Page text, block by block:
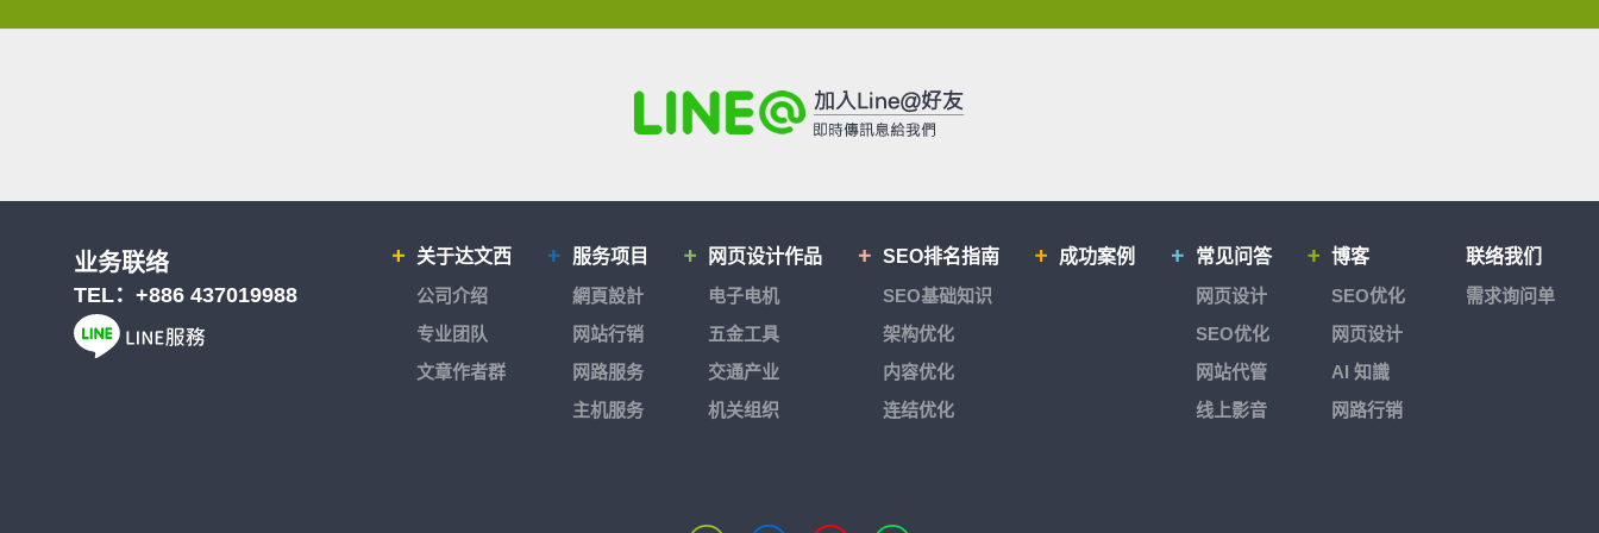
关于达文西
公司介绍
专业团队
文章作者群
服务项目
網頁設計
网站行销
网路服务
主机服务
网页设计作品
电子电机
五金工具
交通产业
机关组织
SEO排名指南
SEO基础知识
架构优化
内容优化
连结优化
成功案例
常见问答
网页设计
SEO优化
网站代管
线上影音
博客
SEO优化
网页设计
AI 知識
网路行销
联络我们
需求询问单
业务联络
TEL： +886 437019988